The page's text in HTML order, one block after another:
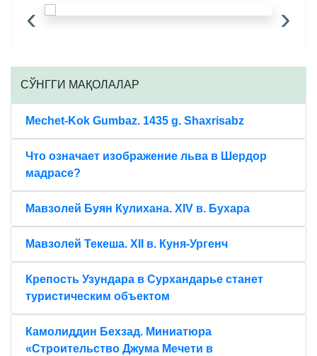
‹ ›
CЎНГГИ МАҚОЛАЛАР
Mechet-Kok Gumbaz. 1435 g. Shaxrisabz
Что означает изображение льва в Шердор
мадрасе?
Мавзолей Буян Кулихана. XIV в. Бухара
Мавзолей Текеша. XII в. Куня-Ургенч
Крепость Узундара в Сурхандарье станет
туристическим объектом
Камолиддин Бехзад. Миниатюра
«Строительство Джума Мечети в